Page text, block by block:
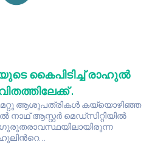
കൈപിടിച്ച് രാഹുൽ
.
മറ്റു ആശുപത്രികൾ കയ്യൊഴിഞ്ഞ
ആസ്റ്റർ മെഡ്സിറ്റിയിൽ